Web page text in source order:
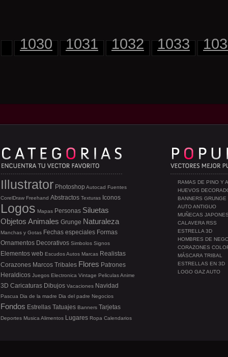
1030 1031 1032 1033
RAMAS DE PINO Y
HUEVOS
BANNERS GRUNGE
AUTO ANTIGUO
MUÑECAS
CALAVERA RSS
ESTRELLA 3D
HOMBRES DE
CORAZONES
MÁSCARA TRIBAL
ESTRELLAS EN 3D
LOGO GAZ AUTO
Illustrator Photoshop Autocad Fuentes
CorelDraw Freehand Abstractos Texturas Iconos
Logos Mapas Personas Siluetas
Objetos Animales Grunge Naturaleza
Manchas y Gotas Fechas especiales Formas
Ornamentos Decorativos Simbolos Signos
Elementos web EscudosAutos Marcas Realistas
Corazones Marcos Tribales Flores Patrones
Heraldicos Juegos Electronica Vintage PeliculasAnime
3D Caricaturas Dibujos Vacaciones Navidad
Pascua Dia de la madre Dia del padre Negocios
Fondos Estrellas Tatuajes Banners Tarjetas
Deportes Musica Alimentos Lugares Ropa Calendarios